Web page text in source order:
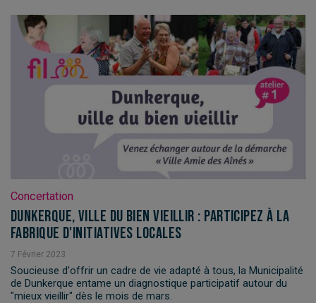
Concertation
Dunkerque, ville du bien vieillir : participez à la
fabrique d'initiatives locales
7 Février 2023
Soucieuse d'offrir un cadre de vie adapté à tous, la Municipalité
de Dunkerque entame un diagnostique participatif autour du
"mieux vieillir" dès le mois de mars.